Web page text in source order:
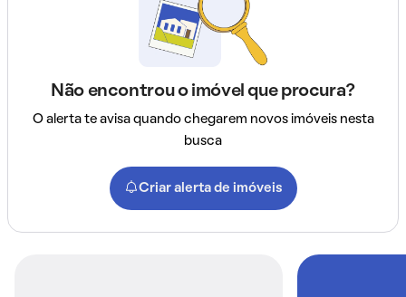
Não encontrou o imóvel que procura?
O alerta te avisa quando chegarem novos imóveis nesta
busca
Criar alerta de imóveis